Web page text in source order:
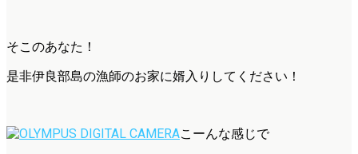
そこのあなた！
是非伊良部島の漁師のお家に婿入りしてください！
こーんな感じで